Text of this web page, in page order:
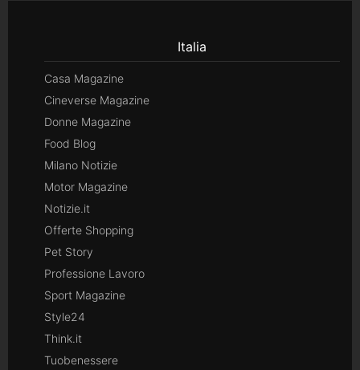
Italia
Casa Magazine
Cineverse Magazine
Donne Magazine
Food Blog
Milano Notizie
Motor Magazine
Notizie.it
Offerte Shopping
Pet Story
Professione Lavoro
Sport Magazine
Style24
Think.it
Tuobenessere